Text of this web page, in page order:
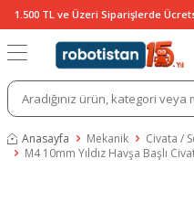
1.500 TL ve Üzeri Siparişlerde
Anasayfa Mekanik
Civata /
M4 10mm Yıldız Havşa Başlı